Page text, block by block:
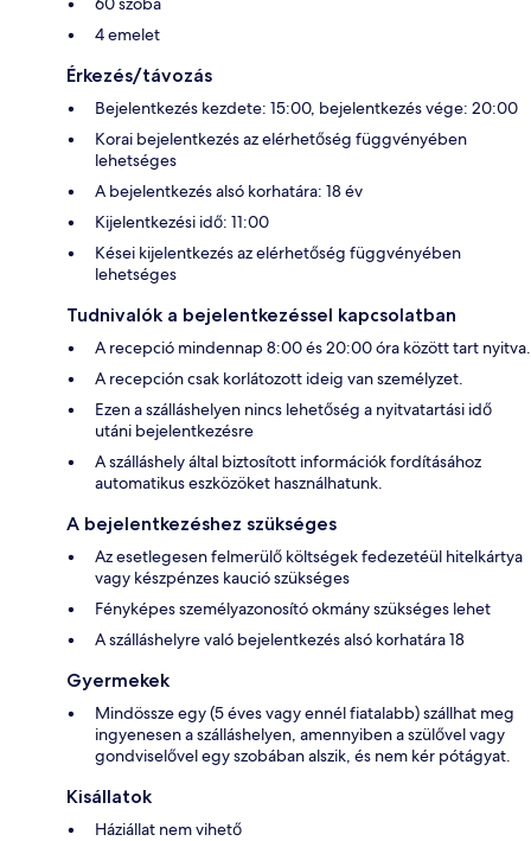
4 emelet
Érkezés/távozás
Bejelentkezés kezdete: 15:00, bejelentkezés vége: 20:00
Korai bejelentkezés az elérhetőség függvényében
lehetséges
A bejelentkezés alsó korhatára: 18 év
Kijelentkezési idő: 11:00
Kései kijelentkezés az elérhetőség függvényében
lehetséges
Tudnivalók a bejelentkezéssel kapcsolatban
A recepció mindennap 8:00 és 20:00 óra között tart nyitva.
A recepción csak korlátozott ideig van személyzet.
Ezen a szálláshelyen nincs lehetőség a nyitvatartási idő
utáni bejelentkezésre
A szálláshely által biztosított információk fordításához
automatikus eszközöket használhatunk.
A bejelentkezéshez szükséges
Az esetlegesen felmerülő költségek fedezetéül hitelkártya
vagy készpénzes kaució szükséges
Fényképes személyazonosító okmány szükséges lehet
A szálláshelyre való bejelentkezés alsó korhatára 18
Gyermekek
Mindössze egy (5 éves vagy ennél fiatalabb) szállhat meg
ingyenesen a szálláshelyen, amennyiben a szülővel vagy
gondviselővel egy szobában alszik, és nem kér pótágyat.
Kisállatok
Háziállat nem vihető